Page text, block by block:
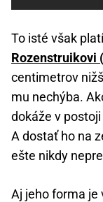
To isté však
Rozenstruikovi
centimetrov
mu nechýba.
dokáže v
A dostať ho na
ešte nikdy
Aj jeho forma je